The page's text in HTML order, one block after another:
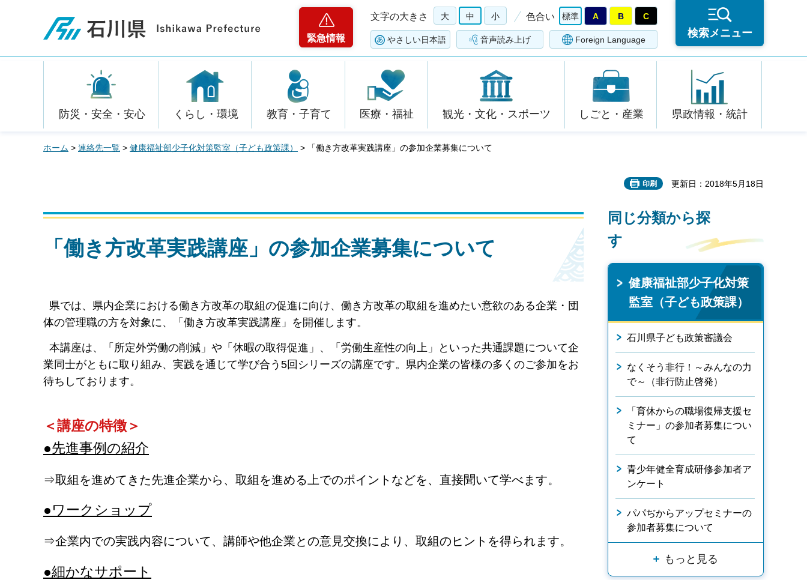
石川県
緊急情報
文字の大きさ 大 中 小 色合い 標準 A B C
やさしい日本語 音声読み上げ Foreign Language
検索メニュー
防災・安全・安心 くらし・環境 教育・子育て 医療・福祉 観光・文化・スポーツ しごと・産業 県政情報・統計
ホーム > 連絡先一覧 > 健康福祉部少子化対策監室（子ども政策課） > 「働き方改革実践講座」の参加企業募集について
印刷 更新日：2018年5月18日
「働き方改革実践講座」の参加企業募集について
県では、県内企業における働き方改革の取組の促進に向け、働き方改革の取組を進めたい意欲のある企業・団
体の管理職の方を対象に、「働き方改革実践講座」を開催します。
本講座は、「所定外労働の削減」や「休暇の取得促進」、「労働生産性の向上」といった共通課題について企
業同士がともに取り組み、実践を通じて学び合う5回シリーズの講座です。県内企業の皆様の多くのご参加をお
待ちしております。
＜講座の特徴＞
●先進事例の紹介
⇒取組を進めてきた先進企業から、取組を進める上でのポイントなどを、直接聞いて学べます。
●ワークショップ
⇒企業内での実践内容について、講師や他企業との意見交換により、取組のヒントを得られます。
●細かなサポート
同じ分類から探
す
健康福祉部少子化対策
監室（子ども政策課）
石川県子ども政策審議会
なくそう非行！～みんなの力
で～（非行防止啓発）
「育休からの職場復帰支援セ
ミナー」の参加者募集につい
て
青少年健全育成研修参加者ア
ンケート
パパぢからアップセミナーの
参加者募集について
もっと見る